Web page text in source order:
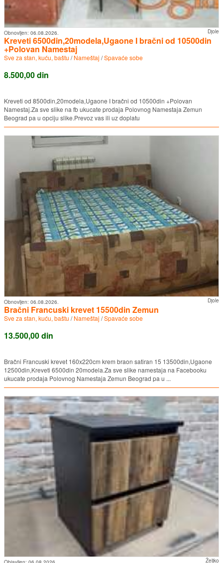
Djole
Obnovljen: 06.08.2026.
Kreveti 6500din,20modela,Ugaone I bračni od 10500din
+Polovan Namestaj
Sve za stan, kuću, baštu /Nameštaj /Spavaće sobe
8.500,00 din
Kreveti od 8500din,20modela,Ugaone I bračni od 10500din +Polovan
Namestaj.Za sve slike na fb ukucate prodaja Polovnog Namestaja Zemun
Beograd pa u opciju slike.Prevoz vas ili uz doplatu
Djole
Obnovljen: 06.08.2026.
Bračni Francuski krevet 15500din Zemun
Sve za stan, kuću, baštu /Nameštaj /Spavaće sobe
13.500,00 din
Bračni Francuski krevet 160x220cm krem braon satiran 15 13500din,Ugaone
12500din,Kreveti 6500din 20modela.Za sve slike namestaja na Facebooku
ukucate prodaja Polovnog Namestaja Zemun Beograd pa u ...
Željko